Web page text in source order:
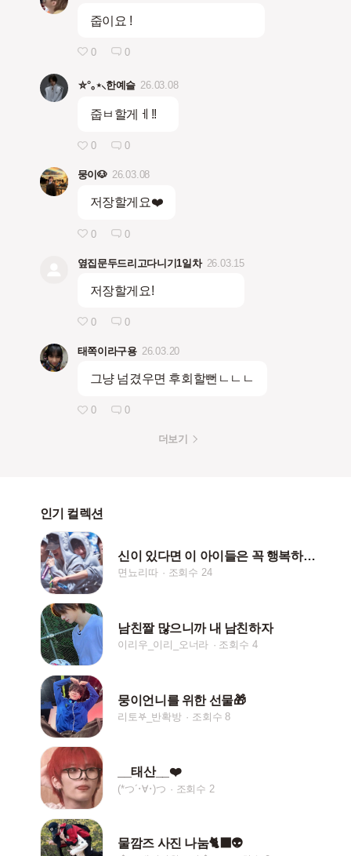
줍이요 !
0 0
⛤°｡⋆⸜한예슬 26.03.08
줍ㅂ할게ㅔ!!
0 0
뭉이🐶 26.03.08
저장할게요❤️
0 0
옆집문두드리고다니기1일차 26.03.15
저장할게요!
0 0
태쪽이라구용 26.03.20
그냥 넘겼우면 후회할뻔ㄴㄴㄴ
0 0
더보기
인기 컬렉션
신이 있다면 이 아이들은 꼭 행복하게 해주세요
면뇨리따 조회수 24
남친짤 많으니까 내 남친하자
이리우_이리_오너라 조회수 4
뭉이언니를 위한 선물🎁
리토𖤐_반확방 조회수 8
__태산__❤️
(*つ´･∀･)つ 조회수 2
물깜즈 사진 나눔🐈‍⬛👽